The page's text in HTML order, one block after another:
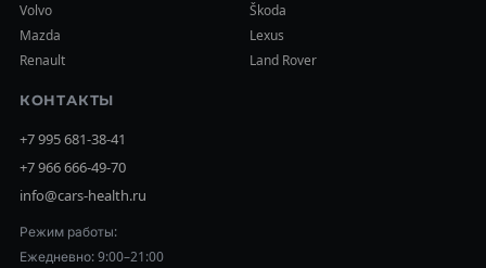
Volvo
Škoda
Mazda
Lexus
Renault
Land Rover
КОНТАКТЫ
+7 995 681-38-41
+7 966 666-49-70
info@cars-health.ru
Режим работы:
Ежедневно: 9:00–21:00